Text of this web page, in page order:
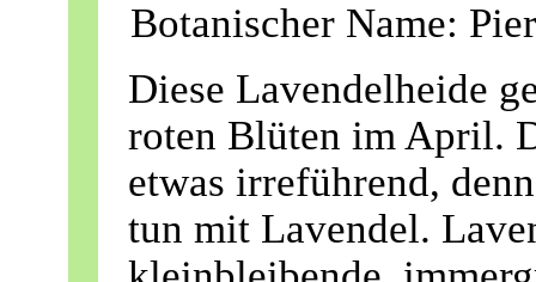
Botanischer Name:
Diese Lavendelheide
roten Blüten im April.
etwas irreführend,
tun mit Lavendel.